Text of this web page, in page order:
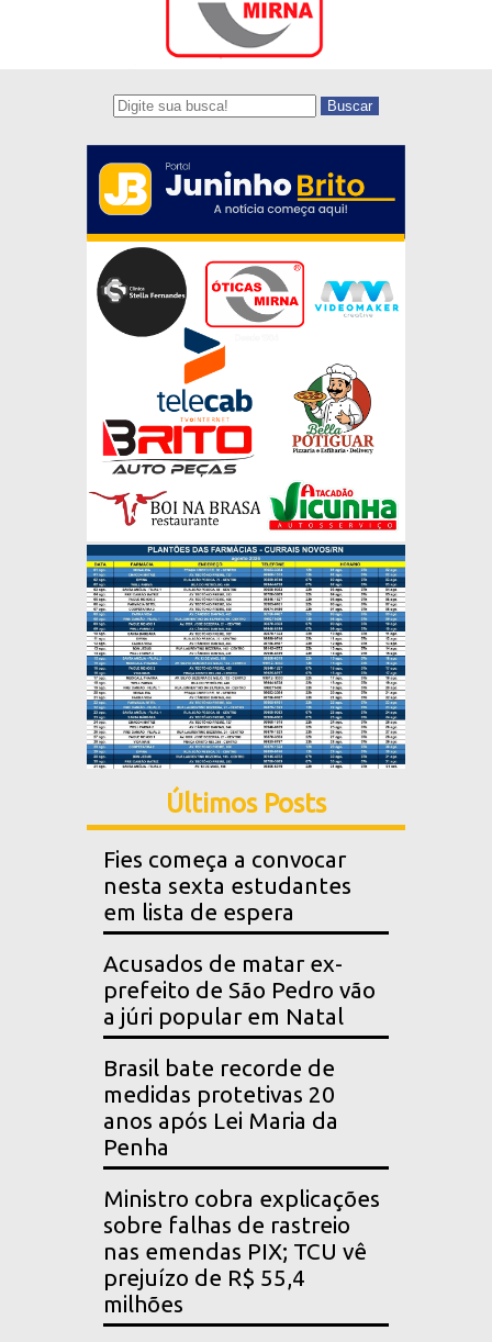
Buscar
Últimos Posts
Fies começa a convocar
nesta sexta estudantes
em lista de espera
Acusados de matar ex-
prefeito de São Pedro vão
a júri popular em Natal
Brasil bate recorde de
medidas protetivas 20
anos após Lei Maria da
Penha
Ministro cobra explicações
sobre falhas de rastreio
nas emendas PIX; TCU vê
prejuízo de R$ 55,4
milhões